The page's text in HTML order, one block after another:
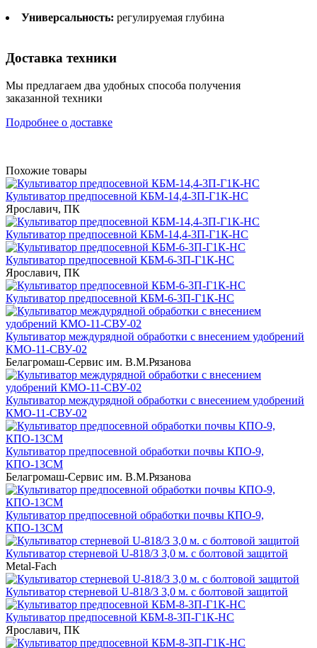
Универсальность: регулируемая глубина
Доставка техники
Мы предлагаем два удобных способа получения
заказанной техники
Подробнее о доставке
Похожие товары
Культиватор предпосевной КБМ-14,4-3П-Г1К-НС
Ярославич, ПК
Культиватор предпосевной КБМ-14,4-3П-Г1К-НС
Культиватор предпосевной КБМ-6-3П-Г1К-НС
Ярославич, ПК
Культиватор предпосевной КБМ-6-3П-Г1К-НС
Культиватор междурядной обработки с внесением удобрений
КМО-11-СВУ-02
Белагромаш-Сервис им. В.М.Рязанова
Культиватор междурядной обработки с внесением удобрений
КМО-11-СВУ-02
Культиватор предпосевной обработки почвы КПО-9,
КПО-13СМ
Белагромаш-Сервис им. В.М.Рязанова
Культиватор предпосевной обработки почвы КПО-9,
КПО-13СМ
Культиватор стерневой U-818/3 3,0 м. с болтовой защитой
Metal-Fach
Культиватор стерневой U-818/3 3,0 м. с болтовой защитой
Культиватор предпосевной КБМ-8-3П-Г1К-НС
Ярославич, ПК